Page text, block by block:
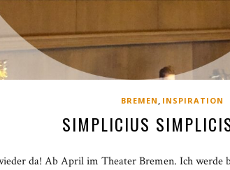
BREMEN , INSPIRATION
SIMPLICIUS
da! Ab April im Theater Bremen. Ich werde